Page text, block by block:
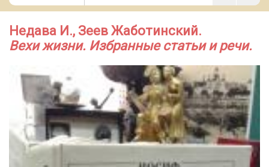
Недава И., Зеев Жаботинский.
Вехи жизни. Избранные статьи и речи.